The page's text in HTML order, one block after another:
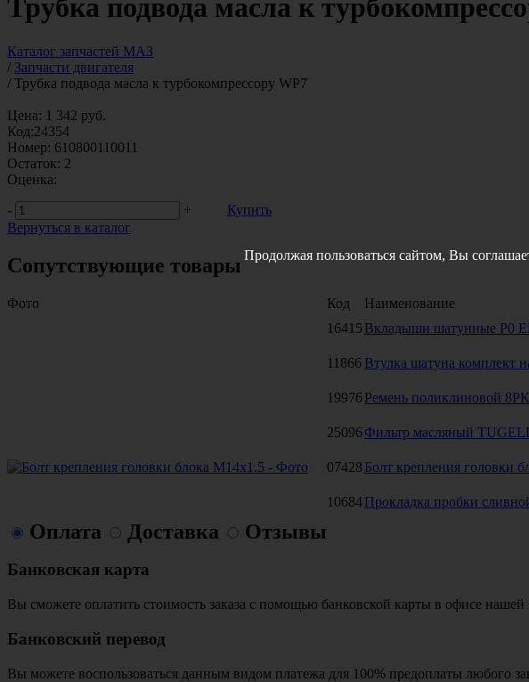
Трубка подвода масла к
Каталог запчастей МАЗ
/ Запчасти двигателя
/ Трубка подвода масла к турбокомпрессору WP7
Цена: 1 342 руб.
Код:24354
Номер: 610800110011
Остаток: 2
Оценка:
-
+
Купить
Вернуться в каталог
Сопутствующие товары
Фото Код Наименование
16415 Вкладыши шатунные Р0
11866 Втулка шатуна комплект
19976Ремень поликлиновой
25096Фильтр масляный
07428 Болт крепления головки
10684Прокладка пробки
Оплата Доставка Отзывы
Банковская карта
Вы сможете оплатить стоимость заказа с помощью банковской карты в офисе
Банковский перевод
Вы можете воспользоваться данным видом платежа для 100% предоплаты любого
Продолжая пользоваться сайтом, Вы